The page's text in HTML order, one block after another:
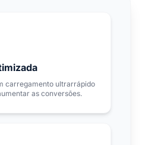
carregamento ultrarrápido
as conversões.